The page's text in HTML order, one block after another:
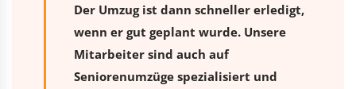
Der Umzug ist dann schneller erledigt,
wenn er gut geplant wurde. Unsere
Mitarbeiter sind auch auf
Seniorenumzüge spezialisiert und